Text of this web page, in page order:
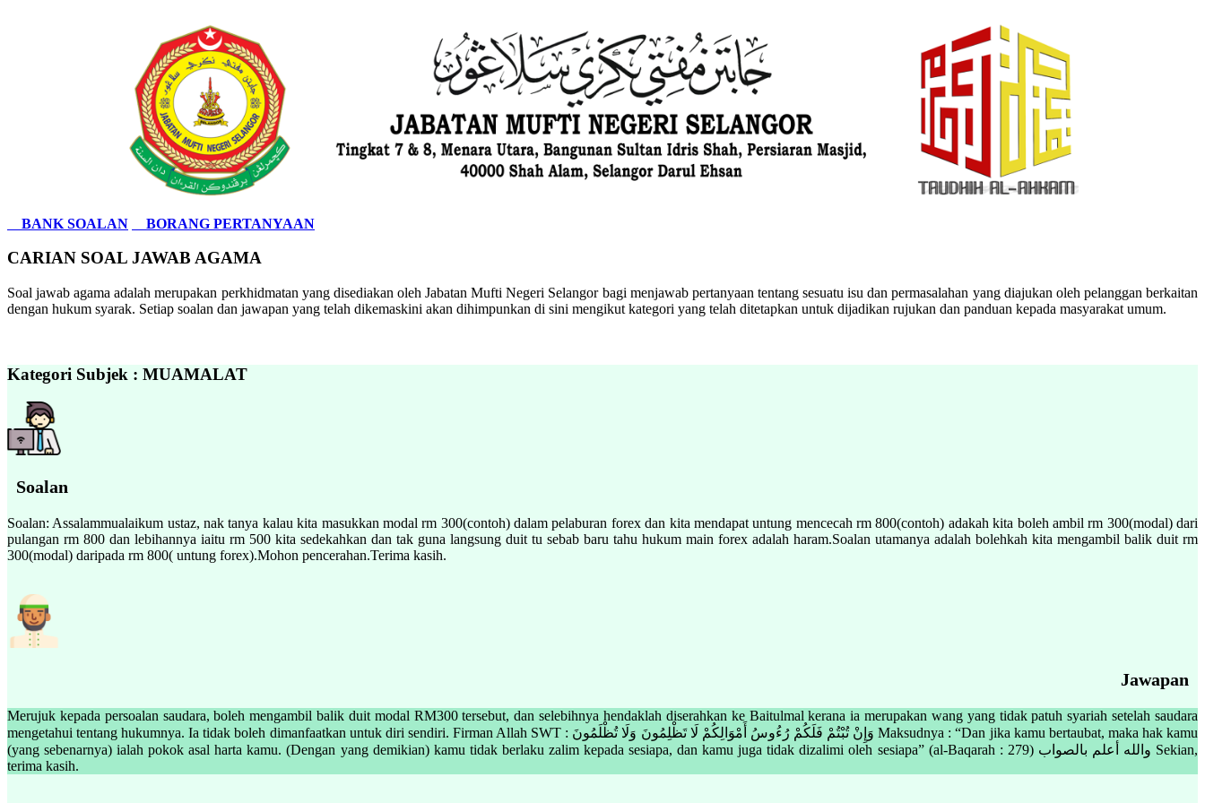
BANK SOALAN BORANG PERTANYAAN
CARIAN SOAL JAWAB AGAMA
Soal jawab agama adalah merupakan perkhidmatan yang disediakan oleh Jabatan Mufti Negeri Selangor bagi menjawab pertanyaan tentang sesuatu isu dan permasalahan yang diajukan oleh pelanggan berkaitan
dengan hukum syarak. Setiap soalan dan jawapan yang telah dikemaskini akan dihimpunkan di sini mengikut kategori yang telah ditetapkan untuk dijadikan rujukan dan panduan kepada masyarakat umum.
Kategori Subjek : MUAMALAT
Soalan
Soalan: Assalammualaikum ustaz, nak tanya kalau kita masukkan modal rm 300(contoh) dalam pelaburan forex dan kita mendapat untung mencecah rm 800(contoh) adakah kita boleh ambil rm 300(modal) dari
pulangan rm 800 dan lebihannya iaitu rm 500 kita sedekahkan dan tak guna langsung duit tu sebab baru tahu hukum main forex adalah haram.Soalan utamanya adalah bolehkah kita mengambil balik duit rm
300(modal) daripada rm 800( untung forex).Mohon pencerahan.Terima kasih.
Jawapan
Merujuk kepada persoalan saudara, boleh mengambil balik duit modal RM300 tersebut, dan selebihnya hendaklah diserahkan ke Baitulmal kerana ia merupakan wang yang tidak patuh syariah setelah saudara
mengetahui tentang hukumnya. Ia tidak boleh dimanfaatkan untuk diri sendiri. Firman Allah SWT : وَإِنْ تُبْتُمْ فَلَكُمْ رُءُوسُ أَمْوَالِكُمْ لَا تَظْلِمُونَ وَلَا تُظْلَمُونَ Maksudnya : “Dan jika kamu bertaubat, maka hak kamu
(yang sebenarnya) ialah pokok asal harta kamu. (Dengan yang demikian) kamu tidak berlaku zalim kepada sesiapa, dan kamu juga tidak dizalimi oleh sesiapa” (al-Baqarah : 279) والله أعلم بالصواب Sekian,
terima kasih.